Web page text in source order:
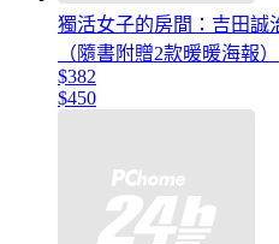
獨活女子的房間：吉田誠
（隨書附贈2款暖暖海報）
$382
$450